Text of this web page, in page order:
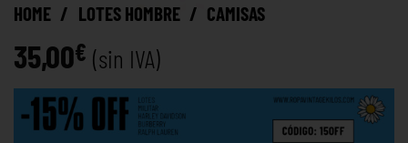
HOME / LOTES HOMBRE / CAMISAS
35,00€ (sin IVA)